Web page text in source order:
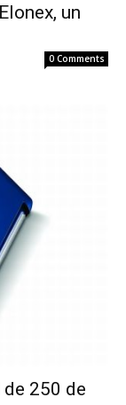
un
0 Comments
250 de